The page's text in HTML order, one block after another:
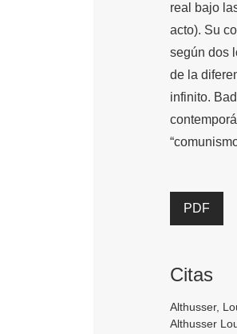
real bajo
acto). Su
según dos
de la
infinito.
PDF
Citas
Althusser,
Althusser